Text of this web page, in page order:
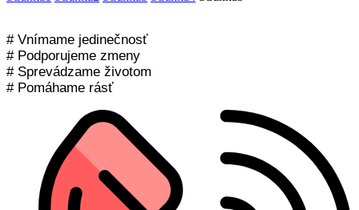
# Vnímame jedinečnosť
# Podporujeme zmeny
# Sprevádzame životom
# Pomáhame rásť